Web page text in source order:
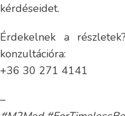
kérdéseidet.
Érdekelnek a
konzultációra:
+36 30 271 4141
–